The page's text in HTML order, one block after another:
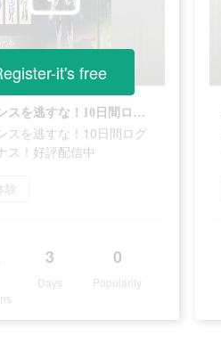
このチャンスを逃すな！10日間ログインボーナス！好評配信中
スを逃すな！10日間ログ
ス！好評配信中
験
3
Days
0
Popularity
it's free